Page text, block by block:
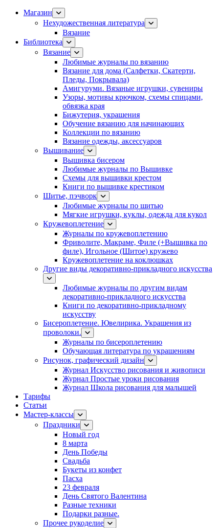
Магазин
Нехудожественная литература
Вязание
Библиотека
Вязание
Любимые журналы по вязанию
Вязание для дома (Салфетки, Скатерти,
Пледы, Покрывала)
Амигуруми. Вязаные игрушки, сувениры
Узоры, мотивы крючком, схемы спицами,
обвязка края
Бижутерия, украшения
Обучение вязанию для начинающих
Коллекции по вязанию
Вязание одежды, аксессуаров
Вышивание
Вышивка бисером
Любимые журналы по Вышивке
Схемы для вышивки крестом
Книги по вышивке крестиком
Шитье, пэчворк
Любимые журналы по шитью
Мягкие игрушки, куклы, одежда для кукол
Кружевоплетение
Журналы по кружевоплетению
Фриволите, Макраме, Филе (+Вышивка по
филе), Игольное (Шитое) кружево
Кружевоплетение на коклюшках
Другие виды декоративно-прикладного искусства
Любимые журналы по другим видам
декоративно-прикладного искусства
Книги по декоративно-прикладному
искусству
Бисероплетение. Ювелирика. Украшения из
проволоки.
Журналы по бисероплетению
Обучающая литература по украшениям
Рисунок, графический дизайн
Журнал Искусство рисования и живописи
Журнал Простые уроки рисования
Журнал Школа рисования для малышей
Тарифы
Статьи
Мастер-классы
Праздники
Новый год
8 марта
День Победы
Свадьба
Букеты из конфет
Пасха
23 февраля
День Святого Валентина
Разные техники
Подарки разные.
Прочее рукоделие